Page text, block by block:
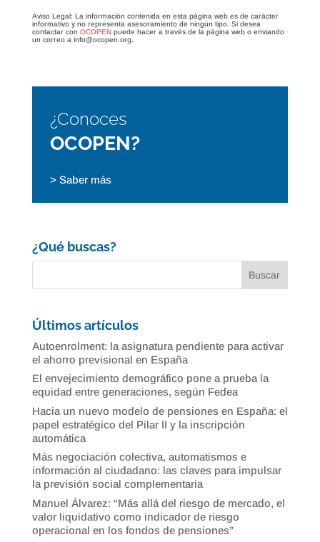
Aviso Legal: La información contenida en esta página web es de carácter
informativo y no representa asesoramiento de ningún tipo. Si desea
contactar con OCOPEN puede hacer a través de la página web o enviando
un correo a info@ocopen.org.
¿Conoces
OCOPEN?
> Saber más
¿Qué buscas?
Últimos artículos
Autoenrolment: la asignatura pendiente para activar
el ahorro previsional en España
El envejecimiento demográfico pone a prueba la
equidad entre generaciones, según Fedea
Hacia un nuevo modelo de pensiones en España: el
papel estratégico del Pilar II y la inscripción
automática
Más negociación colectiva, automatismos e
información al ciudadano: las claves para impulsar
la previsión social complementaria
Manuel Álvarez: “Más allá del riesgo de mercado, el
valor liquidativo como indicador de riesgo
operacional en los fondos de pensiones”